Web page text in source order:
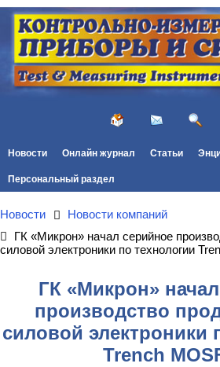
Новости Онлайн журнал Статьи
Персональный раздел
Новости
Новости компаний
ГК «Микрон» начал серийное
силовой электроники по технологии
ГК «Микрон»
производство
силовой электроники
Trench